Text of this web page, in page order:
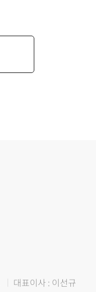
대표이사 : 이선규